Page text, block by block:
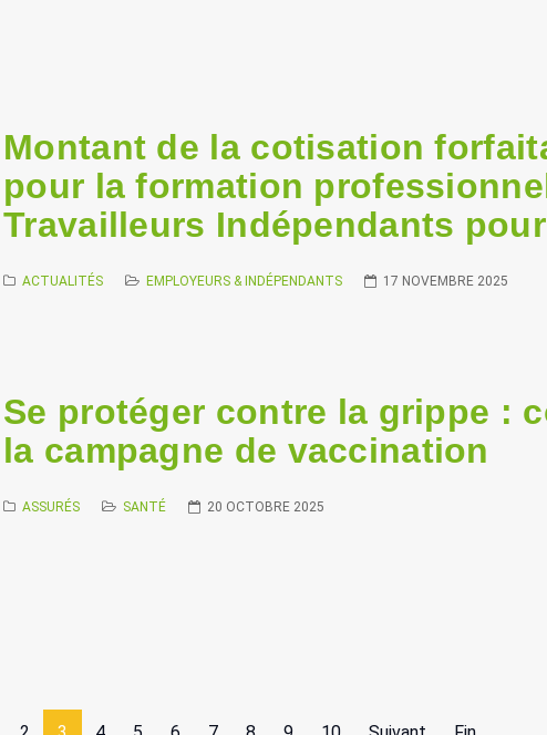
Montant de la cotisation
pour la formation
Travailleurs Indépendants
ACTUALITÉS EMPLOYEURS & INDÉPENDANTS 17 NOVEMBRE 2025
Se protéger contre la grippe :
la campagne de vaccination
ASSURÉS SANTÉ 20 OCTOBRE 2025